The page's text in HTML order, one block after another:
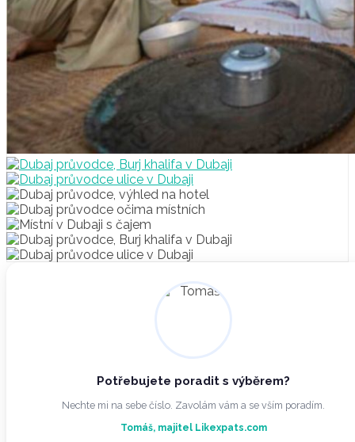
Potřebujete poradit s výběrem?
Nechte mi na sebe číslo. Zavolám vám a se vším poradím.
Tomáš, majitel Likexpats.com